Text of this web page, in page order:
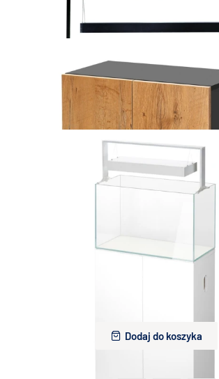
Aquael zstaw akwarystyczny ULTRASCAPE
2 100,00 zł
Dodaj do koszyka
Aquael zstaw akwarystyczny
2 100,00 zł
Dodaj do koszyka
Aquael szafka ULTRASCAPE 60
Aquael szafka ULTRASCAPE 60
Dodaj do koszyka